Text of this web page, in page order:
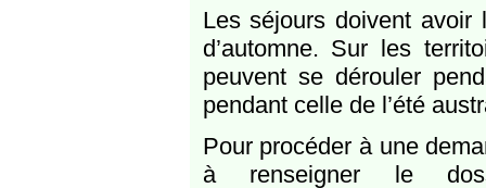
Les séjours doivent avoir
d’automne. Sur les
peuvent se dérouler
pendant celle de l’été
Pour procéder à une
à renseigner le